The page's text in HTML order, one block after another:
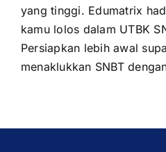
yang tinggi. Edumatrix
kamu lolos dalam UTBK
Persiapkan lebih awal
menaklukkan SNBT